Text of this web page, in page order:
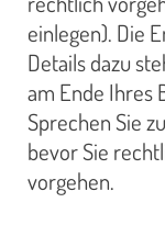
einlegen). Die
Details dazu
am Ende Ihres
Sprechen Sie
bevor Sie
vorgehen.